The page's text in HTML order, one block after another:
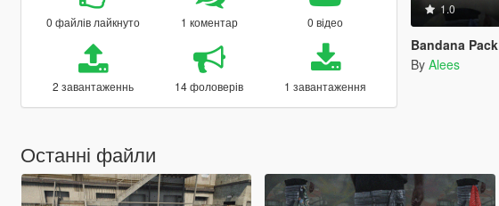
0 файлів лайкнуто 1 коментар 0 відео
2 завантаженнь 14 фоловерів 1 завантаження
1.0
Bandana
By Alees
Останні файли